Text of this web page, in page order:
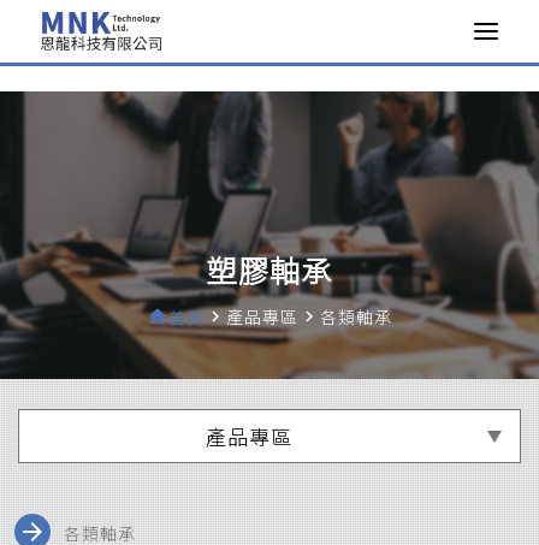
塑膠軸承
home首頁navigate_next產品專區 navigate_next 各類軸承
產品專區
arrow_forward 各類軸承